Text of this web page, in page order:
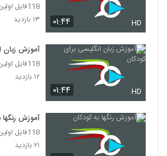
۰۱:۴۴ HD
118فایل اولین مرکز فروش فایل حجمی
۱۳ بازدید
۰۱:۴۴ HD
آموزش زبان
118فایل اولین مرکز فروش فایل حجمی
۱۲ بازدید
آموزش رنگها
118فایل اولین مرکز فروش فایل حجمی
۲۱ بازدید